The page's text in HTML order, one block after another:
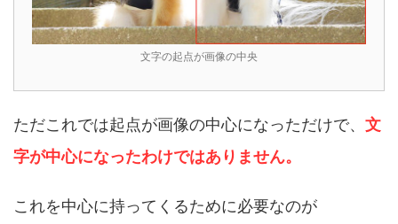
文字の起点が画像の中央
ただこれでは起点が画像の中心になっただけで、 文
字が中心になったわけではありません。
これを中心に持ってくるために必要なのが